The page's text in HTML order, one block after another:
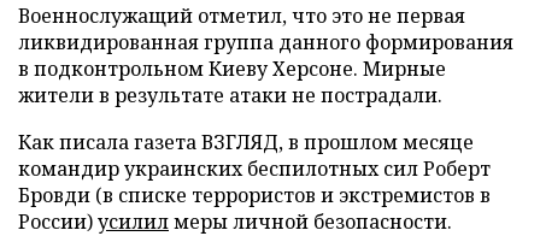
Военнослужащий отметил, что это не первая
ликвидированная группа данного формирования
в подконтрольном Киеву Херсоне. Мирные
жители в результате атаки не пострадали.
Как писала газета ВЗГЛЯД, в прошлом месяце
командир украинских беспилотных сил Роберт
Бровди (в списке террористов и экстремистов в
России)усилилмеры личной безопасности.